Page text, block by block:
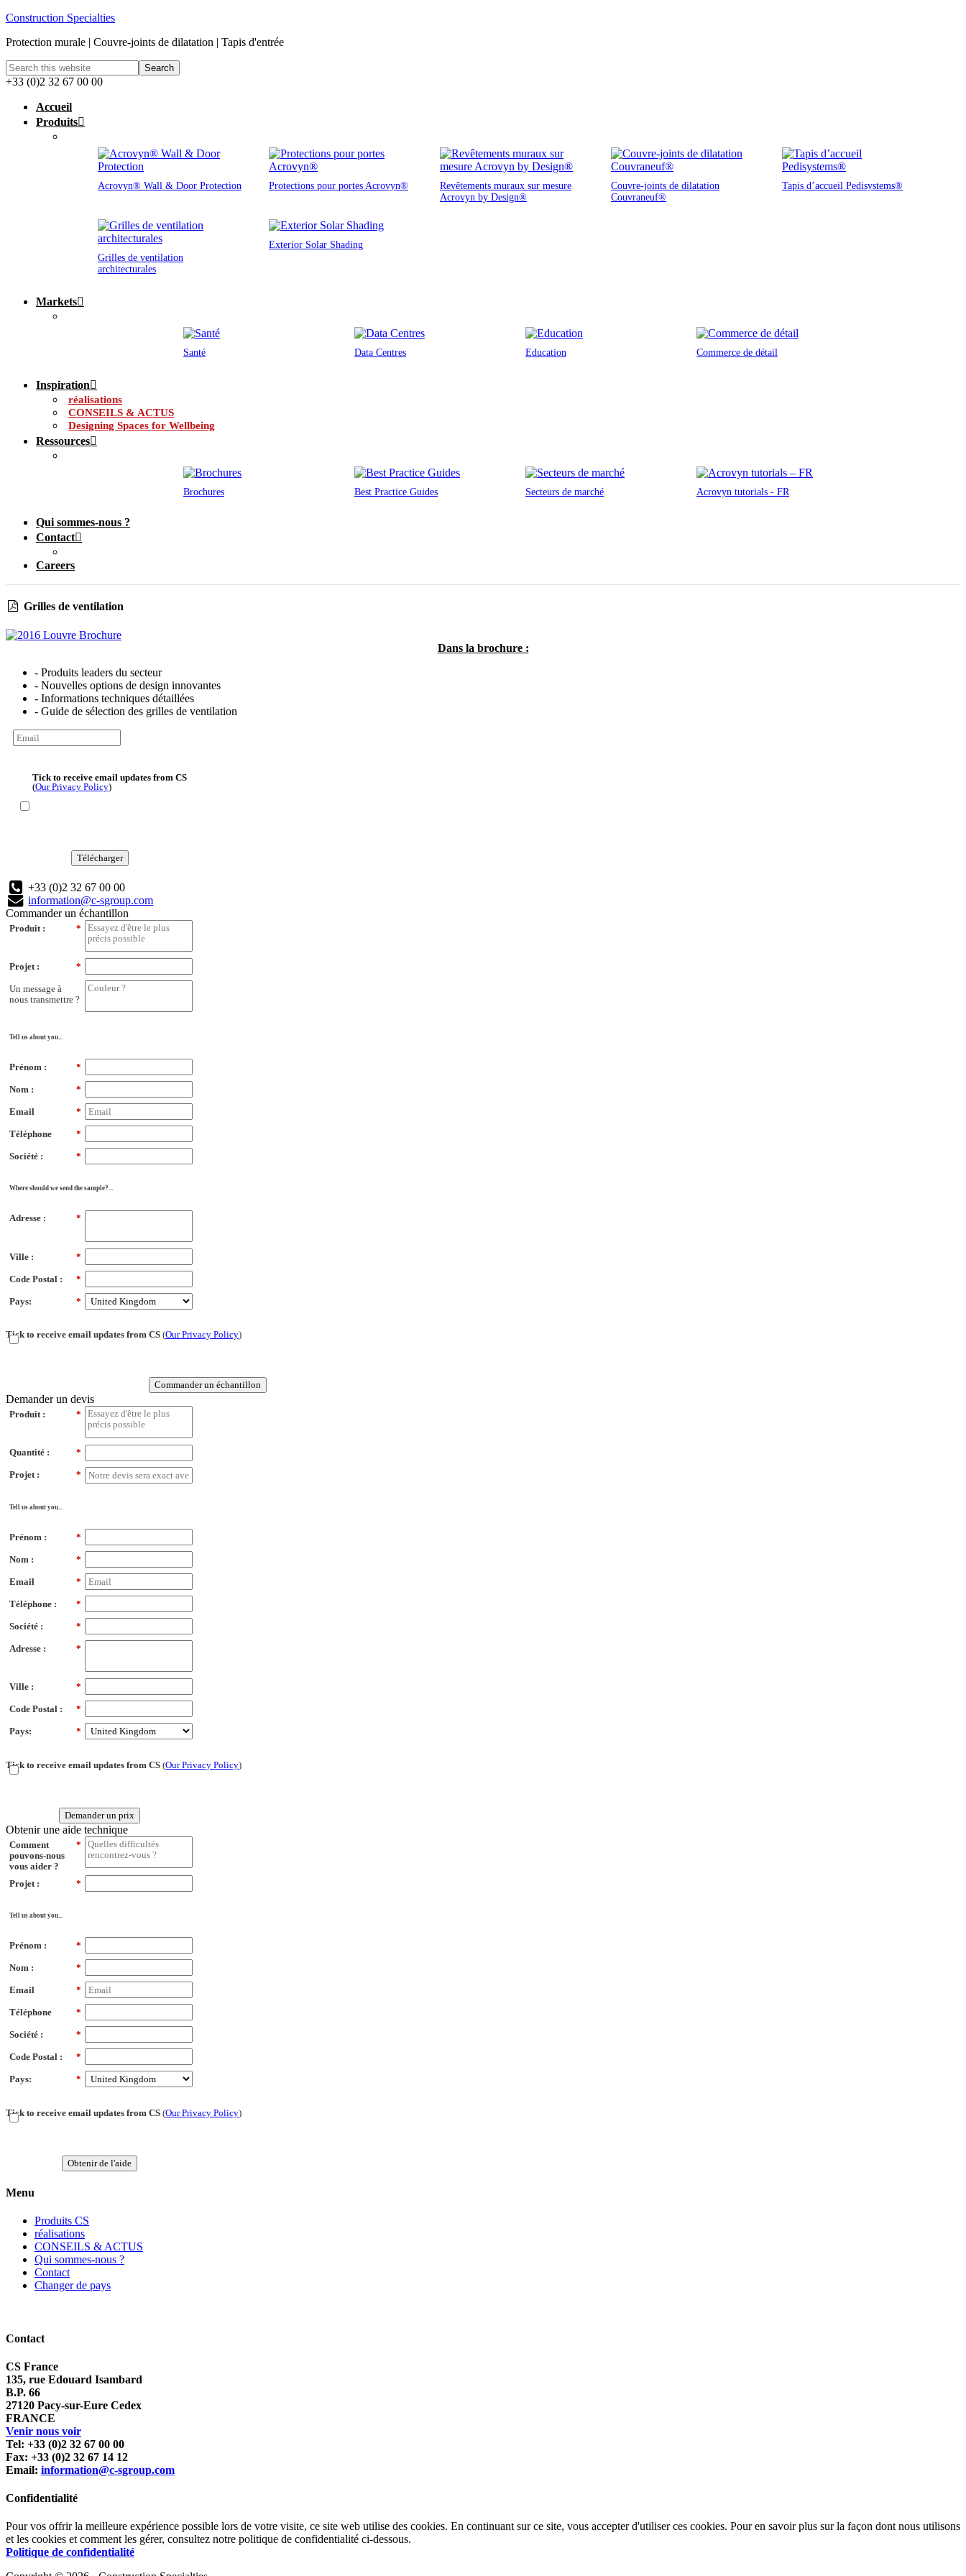
Construction Specialties
Protection murale | Couvre-joints de dilatation | Tapis d'entrée
+33 (0)2 32 67 00 00
Accueil
Produits
Acrovyn® Wall & Door Protection Protections pour portes Acrovyn®
Revêtements muraux sur mesure
Acrovyn by Design®
Couvre-joints de dilatation
Couvraneuf®
Tapis d’accueil Pedisystems®
Grilles de ventilation
architecturales
Exterior Solar Shading
Markets
Santé Data Centres Education Commerce de détail
Inspiration
réalisations
CONSEILS & ACTUS
Designing Spaces for Wellbeing
Ressources
Brochures Best Practice Guides Secteurs de marché Acrovyn tutorials - FR
Qui sommes-nous ?
Contact
Careers
Grilles de ventilation
Dans la brochure :
- Produits leaders du secteur
- Nouvelles options de design innovantes
- Informations techniques détaillées
- Guide de sélection des grilles de ventilation
Tick to receive email updates from CS
(Our Privacy Policy)
Télécharger
+33 (0)2 32 67 00 00
information@c-sgroup.com
Commander un échantillon
*
Produit :
*
Projet :
Un message à
nous transmettre ?
Tell us about you...
*
Prénom :
*
Nom :
*
Email
*
Téléphone
*
Société :
Where should we send the sample?...
*
Adresse :
*
Ville :
*
Code Postal :
*
Pays:
Tick to receive email updates from CS (Our Privacy Policy)
Commander un échantillon
Demander un devis
*
Produit :
*
Quantité :
*
Projet :
Tell us about you...
*
Prénom :
*
Nom :
*
Email
*
Téléphone :
*
Société :
*
Adresse :
*
Ville :
*
Code Postal :
*
Pays:
Tick to receive email updates from CS (Our Privacy Policy)
Demander un prix
Obtenir une aide technique
*
Comment
pouvons-nous
vous aider ?
*
Projet :
Tell us about you...
*
Prénom :
*
Nom :
*
Email
*
Téléphone
*
Société :
*
Code Postal :
*
Pays:
Tick to receive email updates from CS (Our Privacy Policy)
Obtenir de l'aide
Menu
Produits CS
réalisations
CONSEILS & ACTUS
Qui sommes-nous ?
Contact
Changer de pays
Contact
CS France
135, rue Edouard Isambard
B.P. 66
27120 Pacy-sur-Eure Cedex
FRANCE
Venir nous voir
Tel: +33 (0)2 32 67 00 00
Fax: +33 (0)2 32 67 14 12
Email: information@c-sgroup.com
Confidentialité
Pour vos offrir la meilleure expérience possible lors de votre visite, ce site web utilise des cookies. En continuant sur ce site, vous accepter d'utiliser ces cookies. Pour en savoir plus sur la façon dont nous utilisons
et les cookies et comment les gérer, consultez notre politique de confidentialité ci-dessous.
Politique de confidentialité